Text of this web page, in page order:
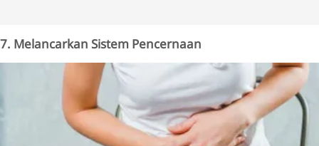
7. Melancarkan Sistem Pencernaan